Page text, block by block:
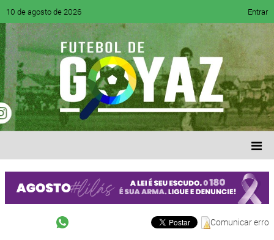
10 de agosto de 2026 Entrar
Comunicar erro